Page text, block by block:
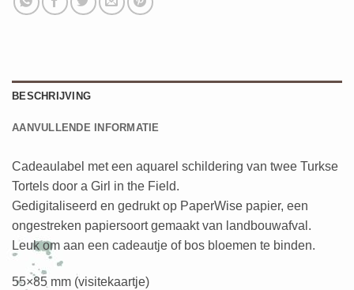
BESCHRIJVING
AANVULLENDE INFORMATIE
Cadeaulabel met een aquarel schildering van twee Turkse
Tortels door a Girl in the Field.
Gedigitaliseerd en gedrukt op PaperWise papier, een
ongestreken papiersoort gemaakt van landbouwafval.
Leuk om aan een cadeautje of bos bloemen te binden.
55×85 mm (visitekaartje)